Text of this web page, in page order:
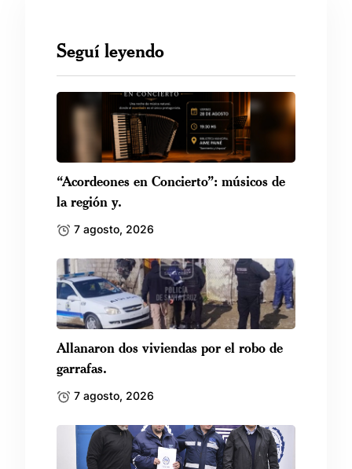
Seguí leyendo
“Acordeones en Concierto”: músicos de
la región y.
7 agosto, 2026
Allanaron dos viviendas por el robo de
garrafas.
7 agosto, 2026